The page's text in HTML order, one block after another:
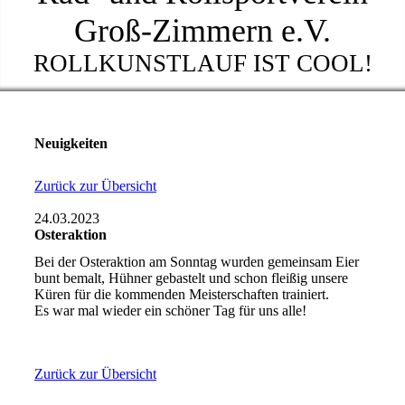
Groß-Zimmern e.V.
ROLLKUNSTLAUF IST COOL!
Neuigkeiten
Zurück zur Übersicht
24.03.2023
Osteraktion
Bei der Osteraktion am Sonntag wurden gemeinsam Eier
bunt bemalt, Hühner gebastelt und schon fleißig unsere
Küren für die kommenden Meisterschaften trainiert.
Es war mal wieder ein schöner Tag für uns alle!
Zurück zur Übersicht